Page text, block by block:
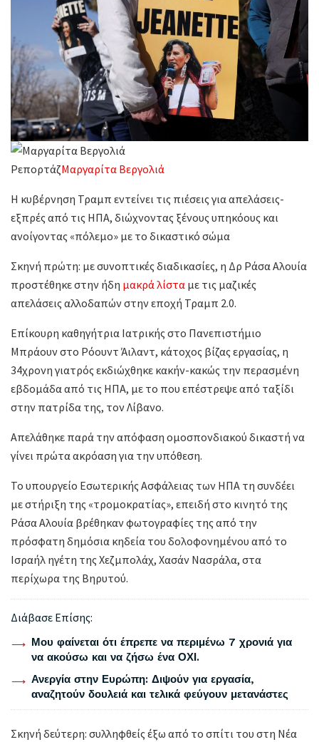
ΡεπορτάζΜαργαρίτα Βεργολιά
Η κυβέρνηση Τραμπ εντείνει τις πιέσεις για απελάσεις-
εξπρές από τις ΗΠΑ, διώχνοντας ξένους υπηκόους και
ανοίγοντας «πόλεμο» με το δικαστικό σώμα
Σκηνή πρώτη: με συνοπτικές διαδικασίες, η Δρ Ράσα Αλουία
προστέθηκε στην ήδη μακρά λίστα με τις μαζικές
απελάσεις αλλοδαπών στην εποχή Τραμπ 2.0.
Επίκουρη καθηγήτρια Ιατρικής στο Πανεπιστήμιο
Μπράουν στο Ρόουντ Άιλαντ, κάτοχος βίζας εργασίας, η
34χρονη γιατρός εκδιώχθηκε κακήν-κακώς την περασμένη
εβδομάδα από τις ΗΠΑ, με το που επέστρεψε από ταξίδι
στην πατρίδα της, τον Λίβανο.
Απελάθηκε παρά την απόφαση ομοσπονδιακού δικαστή να
γίνει πρώτα ακρόαση για την υπόθεση.
Το υπουργείο Εσωτερικής Ασφάλειας των ΗΠΑ τη συνδέει
με στήριξη της «τρομοκρατίας», επειδή στο κινητό της
Ράσα Αλουία βρέθηκαν φωτογραφίες της από την
πρόσφατη δημόσια κηδεία του δολοφονημένου από το
Ισραήλ ηγέτη της Χεζμπολάχ, Χασάν Νασράλα, στα
περίχωρα της Βηρυτού.
Διάβασε Επίσης:
Μου φαίνεται ότι έπρεπε να περιμένω 7 χρονιά για
να ακούσω και να ζήσω ένα ΟΧΙ.
Ανεργία στην Ευρώπη: Διψούν για εργασία,
αναζητούν δουλειά και τελικά φεύγουν μετανάστες
Σκηνή δεύτερη: συλληφθείς έξω από το σπίτι του στη Νέα